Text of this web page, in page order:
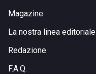
Magazine
La nostra linea editoriale
Redazione
F.A.Q.